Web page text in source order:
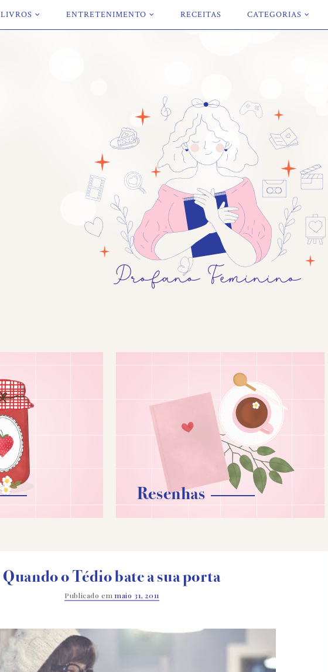
LIVROS ENTRETENIMENTO RECEITAS CATEGORIAS
Resenhas
Quando o Tédio bate a sua porta
Publicado em maio 31, 2011